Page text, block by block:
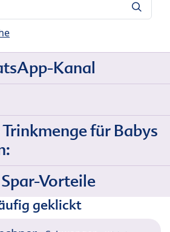
Kanal
für Babys
Vorteile
geklickt